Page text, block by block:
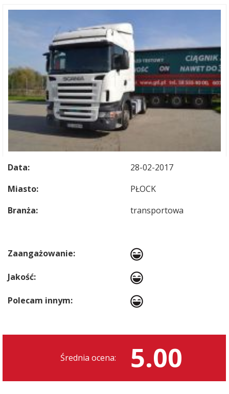
Data:
28-02-2017
Miasto:
PŁOCK
Branża:
transportowa
Zaangażowanie:
Jakość:
Polecam innym:
Średnia ocena: 5.00